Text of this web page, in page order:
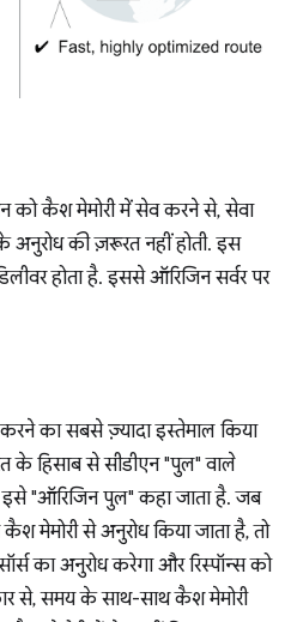
को कैश मेमोरी में सेव करने से, सेवा
की ज़रूरत नहीं होती. इस
होता है. इससे ऑरिजिन सर्वर पर
का सबसे ज़्यादा इस्तेमाल किया
के हिसाब से सीडीएन "पुल" वाले
इसे "ऑरिजिन पुल" कहा जाता है. जब
मेमोरी से अनुरोध किया जाता है, तो
का अनुरोध करेगा और रिस्पॉन्स को
से, समय के साथ-साथ कैश मेमोरी